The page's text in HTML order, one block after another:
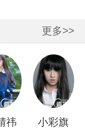
更多>>
祎 小彩旗